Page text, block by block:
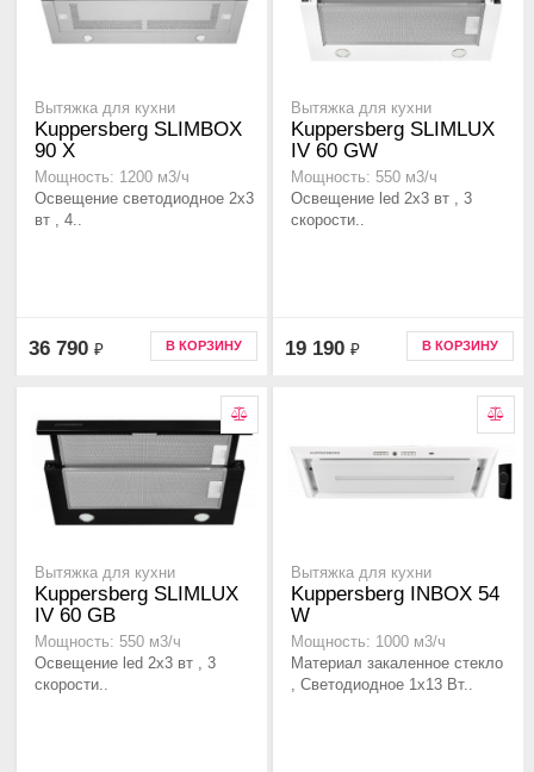
Вытяжка для кухни
Kuppersberg SLIMBOX
90 X
Мощность: 1200 м3/ч
Освещение светодиодное 2х3
вт , 4..
36 790 ₽ В КОРЗИНУ
Вытяжка для кухни
Kuppersberg SLIMLUX
IV 60 GW
Мощность: 550 м3/ч
Освещение led 2х3 вт , 3
скорости..
19 190 ₽ В КОРЗИНУ
Вытяжка для кухни
Kuppersberg SLIMLUX
IV 60 GB
Мощность: 550 м3/ч
Освещение led 2х3 вт , 3
скорости..
Вытяжка для кухни
Kuppersberg INBOX 54
W
Мощность: 1000 м3/ч
Материал закаленное стекло
, Светодиодное 1х13 Вт..